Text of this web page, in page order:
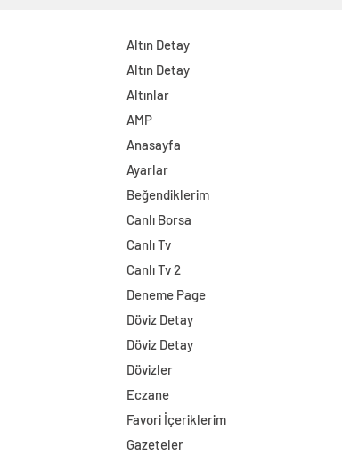
Altın Detay
Altın Detay
Altınlar
AMP
Anasayfa
Ayarlar
Beğendiklerim
Canlı Borsa
Canlı Tv
Canlı Tv 2
Deneme Page
Döviz Detay
Döviz Detay
Dövizler
Eczane
Favori İçeriklerim
Gazeteler